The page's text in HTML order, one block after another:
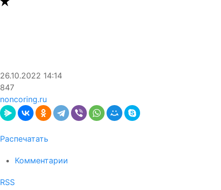
26.10.2022 14:14
847
noncoring.ru
Распечатать
Комментарии
RSS